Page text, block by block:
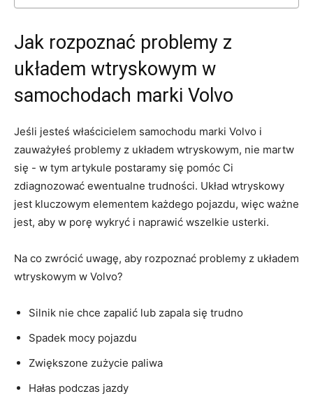
Jak rozpoznać problemy z
układem wtryskowym w ​
samochodach​ marki Volvo
Jeśli ‌jesteś właścicielem⁢ samochodu marki⁤ Volvo⁤ i
zauważyłeś problemy z układem wtryskowym, nie martw
‍się -⁣ w tym artykule postaramy​ się pomóc Ci
zdiagnozować ewentualne trudności. Układ wtryskowy
jest kluczowym elementem każdego pojazdu, więc ​ważne
jest, aby w porę wykryć i naprawić wszelkie usterki.
Na ⁣co zwrócić uwagę, aby rozpoznać problemy z układem
⁢wtryskowym w Volvo?
Silnik nie chce zapalić lub zapala się ⁣trudno
Spadek mocy‌ pojazdu
Zwiększone zużycie paliwa
Hałas podczas jazdy